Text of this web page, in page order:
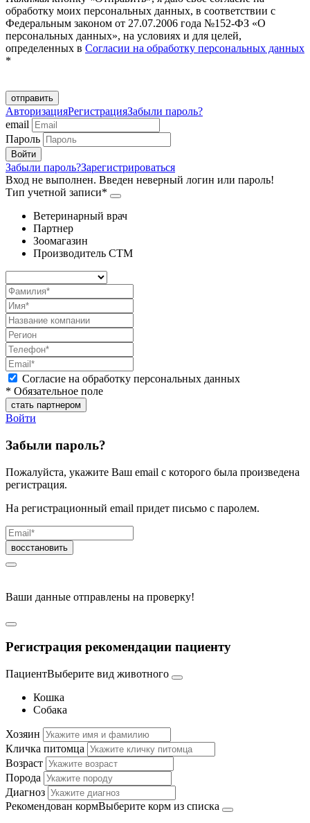
обработку моих персональных данных, в соответствии с
Федеральным законом от 27.07.2006 года №152-ФЗ «О
персональных данных», на условиях и для целей,
определенных в Согласии на обработку персональных данных
*
отправить
АвторизацияРегистрацияЗабыли пароль?
email
Пароль
Забыли пароль?Зарегистрироваться
Вход не выполнен. Введен неверный логин или пароль!
Тип учетной записи*
Ветеринарный врач
Партнер
Зоомагазин
Производитель СТМ
Согласие на обработку персональных данных
* Обязательное поле
Войти
Забыли пароль?
Пожалуйста, укажите Ваш email с которого была произведена
регистрация.
На регистрационный email придет письмо с паролем.
Ваши данные отправлены на проверку!
Регистрация рекомендации пациенту
ПациентВыберите вид животного
Кошка
Собака
Хозяин
Кличка питомца
Возраст
Порода
Диагноз
Рекомендован кормВыберите корм из списка